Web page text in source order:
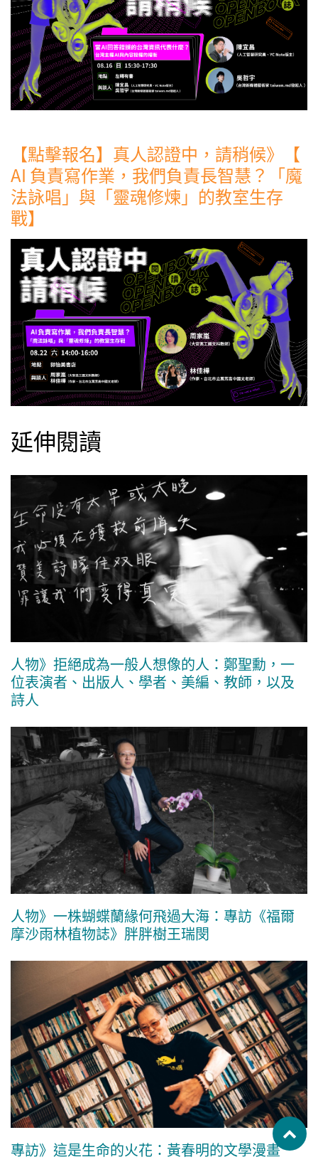
【點擊報名】真人認證中，請稍候》【
AI 負責寫作業，我們負責長智慧？「魔
法詠唱」與「靈魂修煉」的教室生存
戰】
延伸閱讀
人物》拒絕成為一般人想像的人：鄭聖勳，一
位表演者、出版人、學者、美編、教師，以及
詩人
人物》一株蝴蝶蘭緣何飛過大海：專訪《福爾
摩沙雨林植物誌》胖胖樹王瑞閔
專訪》這是生命的火花：黃春明的文學漫畫